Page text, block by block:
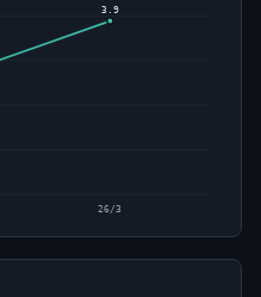
3.9
26/3